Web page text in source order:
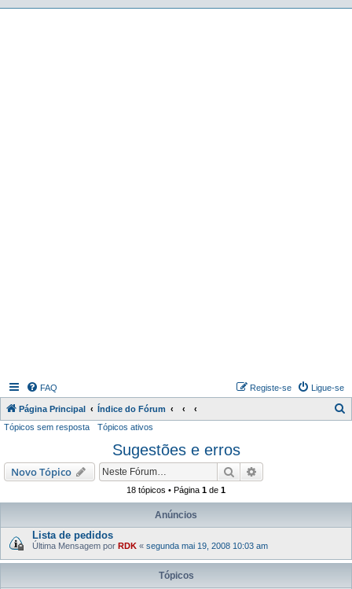
FAQ Ligue-se
Registe-se
Página Principal Índice do Fórum
i
r
Tópicos sem resposta Tópicos ativos
Sugestões e erros
Novo Tópico Pesquisar
18 tópicos • Página 1 de 1
Anúncios
Lista de pedidos
Última Mensagem por RDK « segunda mai 19, 2008 10:03 am
Tópicos